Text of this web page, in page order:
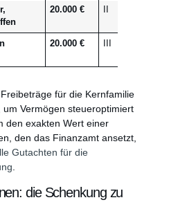
20.000 €
20.000 €
für die Kernfamilie
um Vermögen steueroptimiert
den exakten Wert einer
den das Finanzamt ansetzt,
Gutachten für die
die Schenkung zu